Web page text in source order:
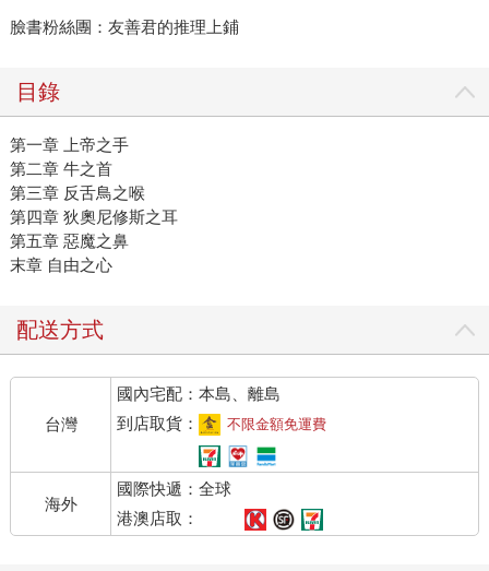
臉書粉絲團：友善君的推理上鋪
目錄
第一章 上帝之手
第二章 牛之首
第三章 反舌鳥之喉
第四章 狄奧尼修斯之耳
第五章 惡魔之鼻
末章 自由之心
配送方式
台灣
國內宅配：本島、離島
到店取貨：
不限金額免運費
海外
國際快遞：全球
港澳店取：